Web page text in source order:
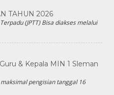
TAHUN 2026
(JPTT) Bisa diakses melalui
& Kepala MIN 1 Sleman
pengisian tanggal 16